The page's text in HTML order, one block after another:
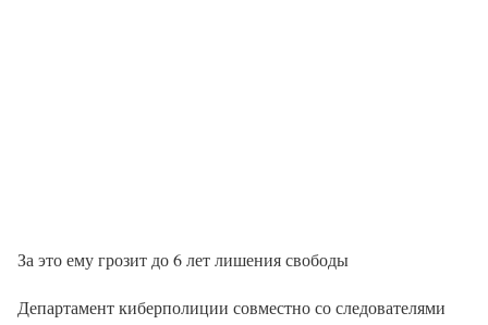
За это ему грозит до 6 лет лишения свободы
Департамент киберполиции совместно со следователями